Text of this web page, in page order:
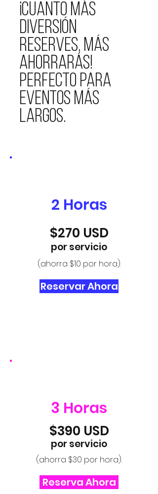
¡Cuanto más
diversión
reserves, más
ahorrarás!
Perfecto para
eventos más
largos.
2 Horas
$270 USD
por servicio
(ahorra $10 por hora).
Reservar Ahora
3 Horas
$390 USD
por servicio
(ahorra $30 por hora).
Reserva Ahora